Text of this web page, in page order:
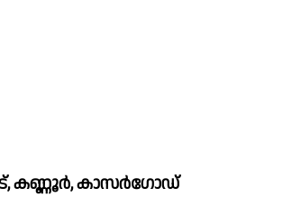
കണ്ണൂര്‍, കാസര്‍ഗോഡ്